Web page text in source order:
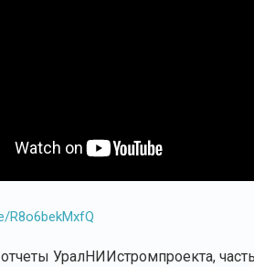
R8o6bekMxfQ
УралНИИстромпроекта,